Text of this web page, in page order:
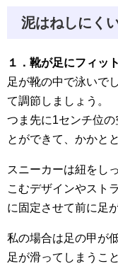
泥はねしにく
１．靴が足にフィッ
足が靴の中で泳いで
て調節しましょう。
つま先に1センチ位
とができて、かかと
スニーカーは紐をし
こむデザインやスト
に固定させて前に足
私の場合は足の甲が
足が滑ってしまうこ